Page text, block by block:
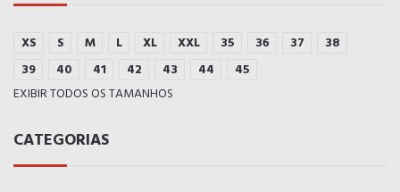
XS S M L XL XXL 35 36 37
38
39
40 41 42 43 44
45
EXIBIR TODOS OS TAMANHOS
CATEGORIAS